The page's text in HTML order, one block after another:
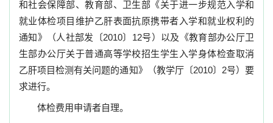
和社会保障部、教育部、卫生部《关于进一步规范入学和
就业体检项目维护乙肝表面抗原携带者入学和就业权利的
通知》（人社部发〔2010〕 12号）以及《教育部办公厅卫
生部办公厅关于普通高等学校招生学生入学身体检查取消
乙肝项目检测有关问题的通知》（教学厅〔2010〕 2号）要
求进行。
体检费用申请者自理。